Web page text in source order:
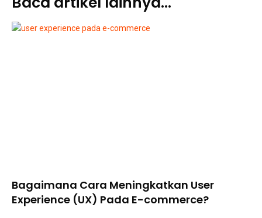
Bagaimana Cara Meningkatkan User
Experience (UX) Pada E-commerce?